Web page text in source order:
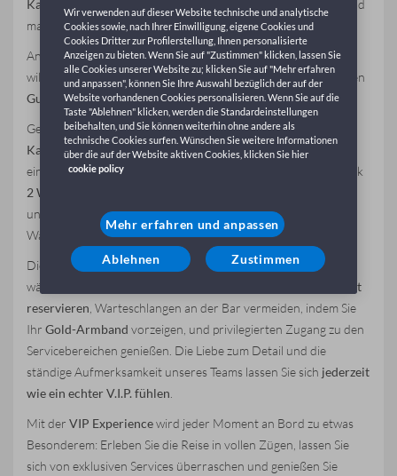
Kategorien A0 und A1
vorgesehen (maximale Höhe 1,90 m und
maximale Länge 5 m).
An der Rezeption heißt Sie derLeitende Zahlmeister
willkommen und übergibt Ihnen IhrGold-Armbandsowie einen
Gutschein für einen Willkommensaperitif.
Genießen Sie exklusive Momente, wie das Treffen mit dem
Kapitändes Schiffes, ideal für Fotos und ein wirklich
einzigartiges Erlebnis. Teilen Sie jeden Moment Ihrer Reise dank
2 WLAN-Codes mit jeweils 3 GB
und profitieren Sie vomPriority Disembarking, um ohne
Wartezeiten in der Garage zuerst von Bord zu gehen.
Die
VIP Experiencebietet Ihnen zudem zahlreiche Vorteile
während der Überfahrt: Sie können
einen Tisch im Restaurant
reservieren , Warteschlangen an der Bar vermeiden, indem Sie
Ihr Gold-Armband vorzeigen, und privilegierten Zugang zu den
Servicebereichen genießen. Die Liebe zum Detail und die
ständige Aufmerksamkeit unseres Teams lassen Sie sich jederzeit
wie ein echter V.I.P. fühlen
Mit der VIP Experiencewird jeder Moment an Bord zu etwas
Besonderem: Erleben Sie die Reise in vollen Zügen, lassen Sie
sich von exklusiven Services überraschen und genießen Sie
Wir verwenden auf dieser Website technische und analytische
Cookies sowie, nach Ihrer Einwilligung, eigene Cookies und
Cookies Dritter zur Profilerstellung, Ihnen personalisierte
Anzeigen zu bieten. Wenn Sie auf "Zustimmen" klicken, lassen Sie
alle Cookies unserer Website zu; klicken Sie auf "Mehr erfahren
und anpassen", können Sie Ihre Auswahl bezüglich der auf der
Website vorhandenen Cookies personalisieren. Wenn Sie auf die
Taste "Ablehnen" klicken, werden die Standardeinstellungen
beibehalten, und Sie können weiterhin ohne andere als
technische Cookies surfen. Wünschen Sie weitere Informationen
über die auf der Website aktiven Cookies, klicken Sie hier
cookie policy
Mehr erfahren und anpassen
Ablehnen Zustimmen